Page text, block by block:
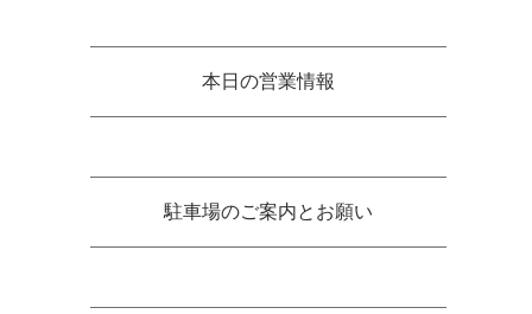
本日の営業情報
駐車場のご案内とお願い